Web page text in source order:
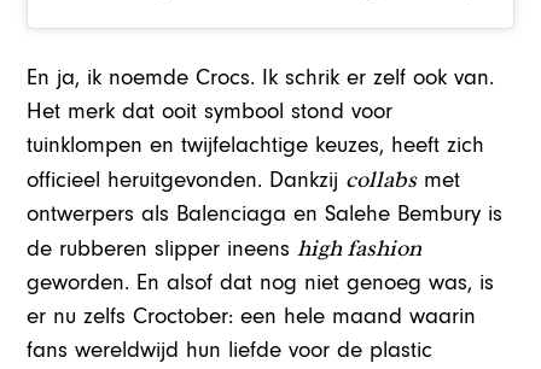
En ja, ik noemde Crocs. Ik schrik er zelf ook van.
Het merk dat ooit symbool stond voor
tuinklompen en twijfelachtige keuzes, heeft zich
officieel heruitgevonden. Dankzij collabsmet
ontwerpers als Balenciaga en Salehe Bembury is
de rubberen slipper ineenshigh fashion
geworden. En alsof dat nog niet genoeg was, is
er nu zelfs Croctober: een hele maand waarin
fans wereldwijd hun liefde voor de plastic